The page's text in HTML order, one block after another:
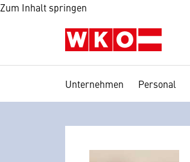
Zum Inhalt springen
Unternehmen Personal